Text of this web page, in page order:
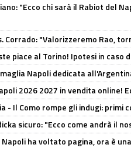
"Ecco chi sarà il Rabiot del
Corrado: "Valorizzeremo Rao,
piace al Torino! Ipotesi in caso
Napoli dedicata
2026 2027 in vendita online!
- Il Como rompe gli indugi: primi
sicuro: "Ecco come andrà il
Napoli ha voltato pagina, ora è